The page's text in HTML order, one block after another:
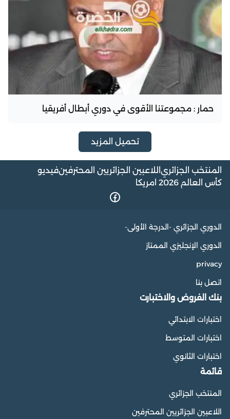
حمار : مجموعتنا الأقوى في دوري أبطال أفريقيا
تحميل المزيد
المنتخب الجزائري اللاعبين الجزائريين المحترفينفيديو
كأس العالم 2026 امريكا
الدوري الجزائري -الدرجة الأولى-
الدوري الإنجليزي الممتاز
privacy
اتصل بنا
بنك الفروض والاختبارت
اختبارات الابتدائي
اختبارات المتوسط
اختبارات الثانوي
قائمة
المنتخب الجزائري
اللاعبين الجزائريين المحترفين